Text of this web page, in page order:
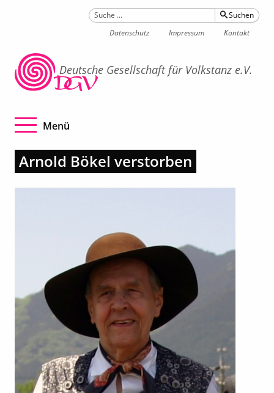
Suchen
Datenschutz
Impressum Kontakt
Deutsche Gesellschaft für Volkstanz e.V.
Navigation betätigen
Menü
Arnold Bökel verstorben